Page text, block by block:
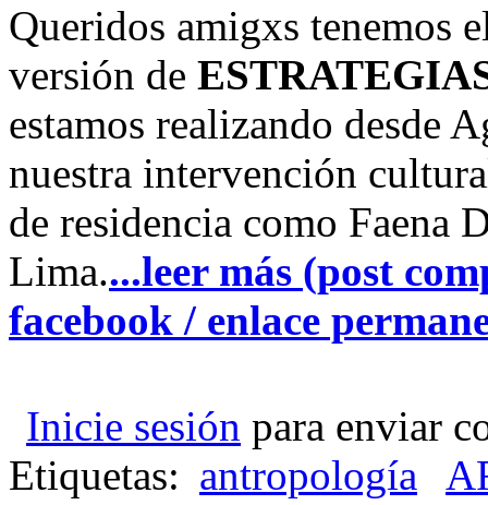
Queridos amigxs tenemos
versión de
estamos realizando desde
nuestra intervención
de residencia como Faena
Lima....leer más (post
facebook / enlace
Inicie sesión para enviar
Etiquetas: antropología